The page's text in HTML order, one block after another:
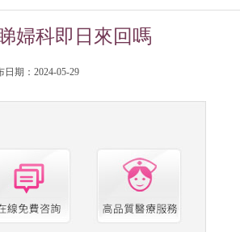
婦科即日來回嗎
期：2024-05-29